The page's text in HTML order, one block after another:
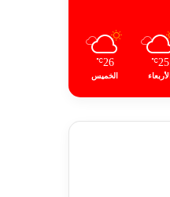
25
℃
الأربعاء
26
℃
الخميس